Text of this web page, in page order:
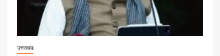
उत्तराखंड